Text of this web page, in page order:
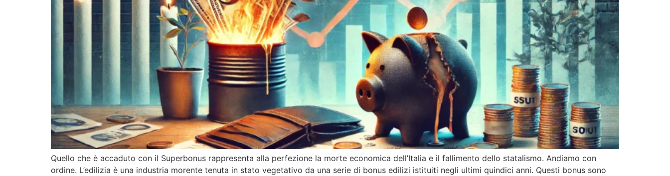
Quello che è accaduto con il Superbonus rappresenta alla perfezione la morte economica dell’Italia e il fallimento dello statalismo. Andiamo con
ordine. L’edilizia è una industria morente tenuta in stato vegetativo da una serie di bonus edilizi istituiti negli ultimi quindici anni. Questi bonus sono